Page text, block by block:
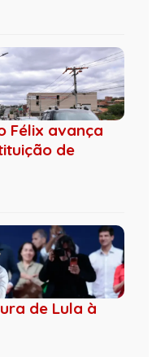
Félix avança
de
de Lula à